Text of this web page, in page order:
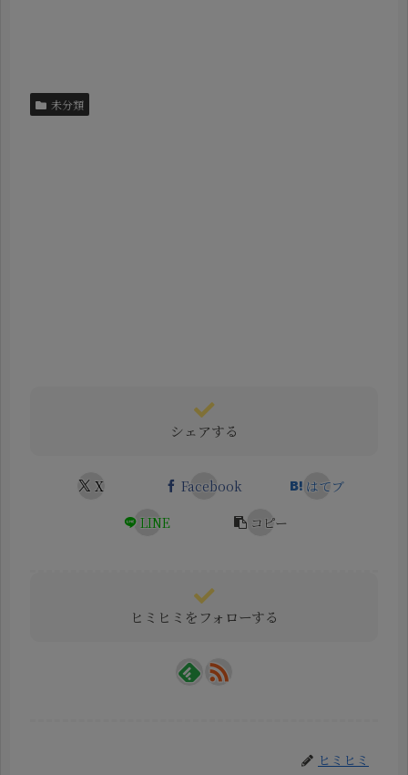
未分類
シェアする
X Facebook
はてブ
LINE
コピー
ヒミヒミをフォローする
ヒミヒミ